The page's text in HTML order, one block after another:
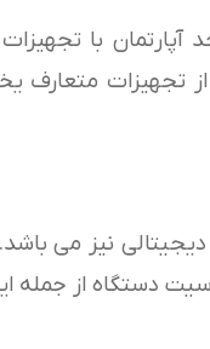
با
تجهیزات متعارف
نیز می
دستگاه از جمله